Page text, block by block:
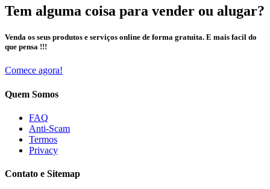
Tem alguma coisa para vender ou alugar?
Venda os seus produtos e serviços online de forma gratuita. E mais facil do
que pensa !!!
Comece agora!
Quem Somos
FAQ
Anti-Scam
Termos
Privacy
Contato e Sitemap